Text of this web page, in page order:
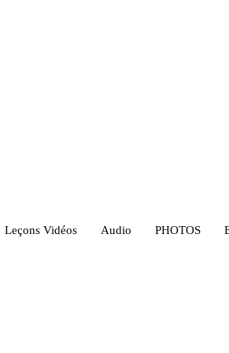
Leçons Vidéos​ Audio PHOTOS